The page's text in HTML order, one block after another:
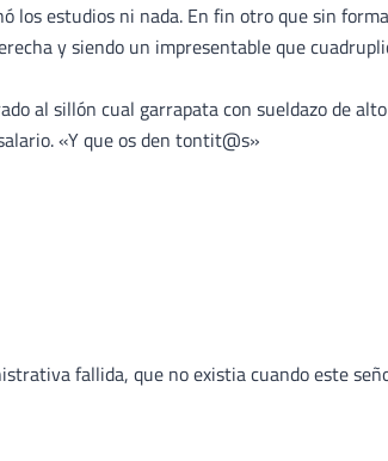
los estudios ni nada. En fin otro que sin
y siendo un impresentable que
al sillón cual garrapata con sueldazo de
«Y que os den tontit@s»
fallida, que no existia cuando este